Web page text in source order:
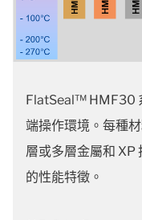
FlatSeal™ HMF30
端操作環境。每種
層或多層金屬和 XP
的性能特徵。